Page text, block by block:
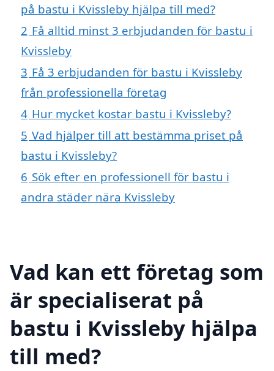
på bastu i Kvissleby hjälpa till med?
2 Få alltid minst 3 erbjudanden för bastu i
Kvissleby
3 Få 3 erbjudanden för bastu i Kvissleby
från professionella företag
4 Hur mycket kostar bastu i Kvissleby?
5 Vad hjälper till att bestämma priset på
bastu i Kvissleby?
6 Sök efter en professionell för bastu i
andra städer nära Kvissleby
Vad kan ett företag som
är specialiserat på
bastu i Kvissleby hjälpa
till med?